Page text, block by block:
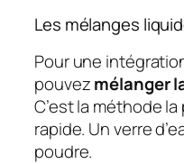
Les mélanges
Pour une
pouvezmélanger
C’est la méthode
rapide. Un verre
poudre.